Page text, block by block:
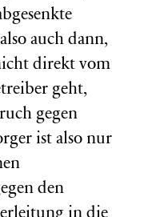
auch dann,
direkt vom
geht,
gegen
ist also nur
den